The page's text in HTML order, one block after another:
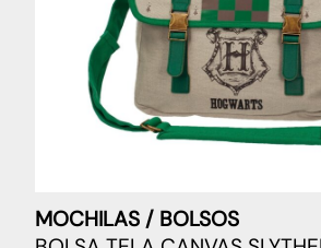
MOCHILAS / BOLSOS